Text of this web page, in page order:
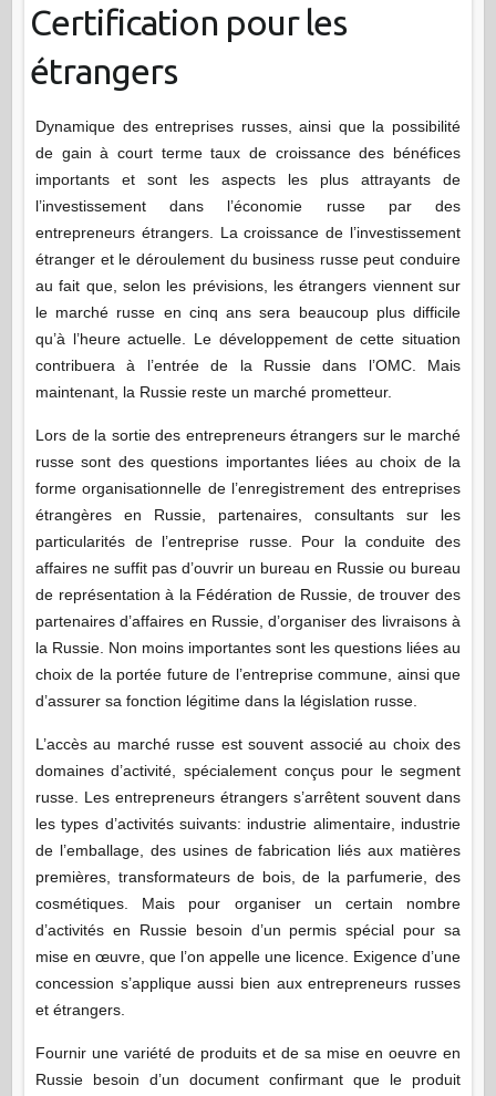
Certification pour les
étrangers
Dynamique des entreprises russes, ainsi que la possibilité
de gain à court terme taux de croissance des bénéfices
importants et sont les aspects les plus attrayants de
l’investissement dans l’économie russe par des
entrepreneurs étrangers. La croissance de l’investissement
étranger et le déroulement du business russe peut conduire
au fait que, selon les prévisions, les étrangers viennent sur
le marché russe en cinq ans sera beaucoup plus difficile
qu’à l’heure actuelle. Le développement de cette situation
contribuera à l’entrée de la Russie dans l’OMC. Mais
maintenant, la Russie reste un marché prometteur.
Lors de la sortie des entrepreneurs étrangers sur le marché
russe sont des questions importantes liées au choix de la
forme organisationnelle de l’enregistrement des entreprises
étrangères en Russie, partenaires, consultants sur les
particularités de l’entreprise russe. Pour la conduite des
affaires ne suffit pas d’ouvrir un bureau en Russie ou bureau
de représentation à la Fédération de Russie, de trouver des
partenaires d’affaires en Russie, d’organiser des livraisons à
la Russie. Non moins importantes sont les questions liées au
choix de la portée future de l’entreprise commune, ainsi que
d’assurer sa fonction légitime dans la législation russe.
L’accès au marché russe est souvent associé au choix des
domaines d’activité, spécialement conçus pour le segment
russe. Les entrepreneurs étrangers s’arrêtent souvent dans
les types d’activités suivants: industrie alimentaire, industrie
de l’emballage, des usines de fabrication liés aux matières
premières, transformateurs de bois, de la parfumerie, des
cosmétiques. Mais pour organiser un certain nombre
d’activités en Russie besoin d’un permis spécial pour sa
mise en œuvre, que l’on appelle une licence. Exigence d’une
concession s’applique aussi bien aux entrepreneurs russes
et étrangers.
Fournir une variété de produits et de sa mise en oeuvre en
Russie besoin d’un document confirmant que le produit